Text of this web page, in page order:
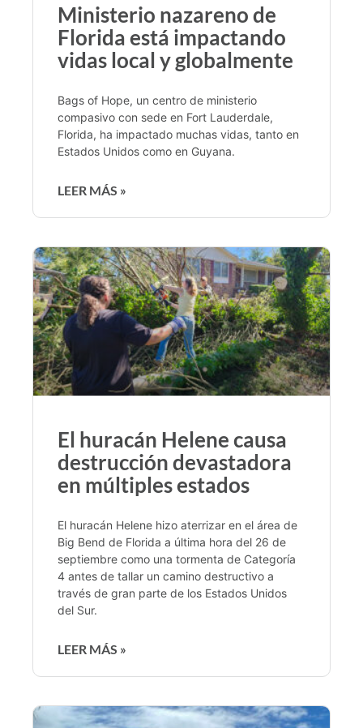
Ministerio nazareno de
Florida está impactando
vidas local y globalmente
Bags of Hope, un centro de ministerio
compasivo con sede en Fort Lauderdale,
Florida, ha impactado muchas vidas, tanto en
Estados Unidos como en Guyana.
LEER MÁS »
El huracán Helene causa
destrucción devastadora
en múltiples estados
El huracán Helene hizo aterrizar en el área de
Big Bend de Florida a última hora del 26 de
septiembre como una tormenta de Categoría
4 antes de tallar un camino destructivo a
través de gran parte de los Estados Unidos
del Sur.
LEER MÁS »